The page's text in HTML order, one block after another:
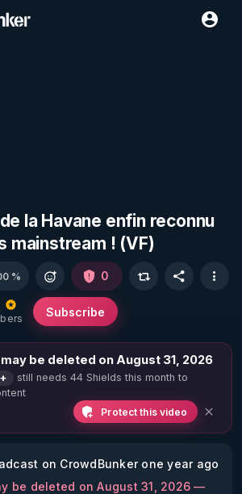
la Havane enfin reconnu
mainstream ! (VF)
Subscribe
% 0
be deleted on August 31, 2026
still needs 44 Shields this month to
Protect this video
on CrowdBunker one year ago
be deleted on August 31, 2026 —